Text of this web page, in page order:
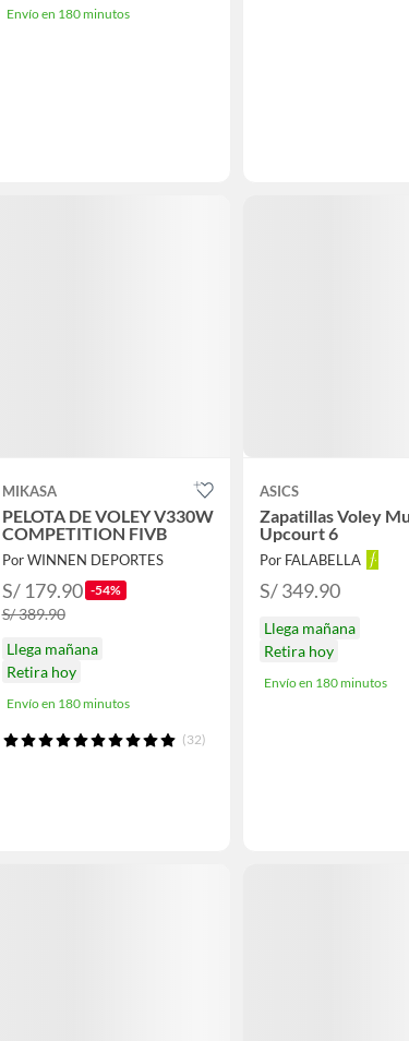
Envío en 180 minutos
MIKASA
PELOTA DE VOLEY V330W
COMPETITION FIVB
Por WINNEN DEPORTES
S/ 179.90 -54%
S/ 389.90
Llega mañana
Retira hoy
Envío en 180 minutos
(32)
ASICS
Zapatillas Voley
Upcourt 6
Por FALABELLA
S/ 349.90
Llega mañana
Retira hoy
Envío en 180 minutos